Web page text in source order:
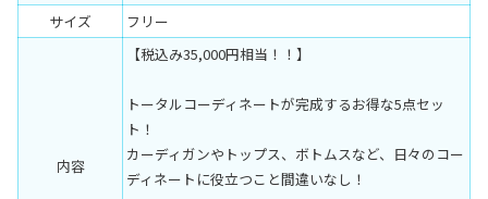
サイズ
フリー
内容
【税込み35,000円相当！！】
トータルコーディネートが完成するお得な5点セッ
ト！
カーディガンやトップス、ボトムスなど、日々のコー
ディネートに役立つこと間違いなし！